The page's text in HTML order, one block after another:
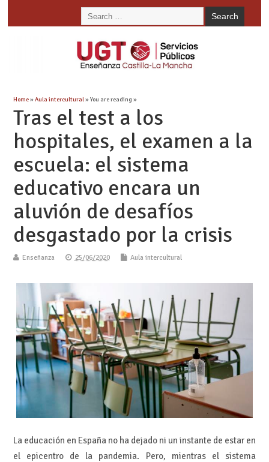
Home»Aula intercultural» You are reading »
Tras el test a los
hospitales, el examen a la
escuela: el sistema
educativo encara un
aluvión de desafíos
desgastado por la crisis
Enseñanza 25/06/2020 Aula intercultural
La educación en España no ha dejado ni un instante de estar en
el epicentro de la pandemia. Pero, mientras el sistema